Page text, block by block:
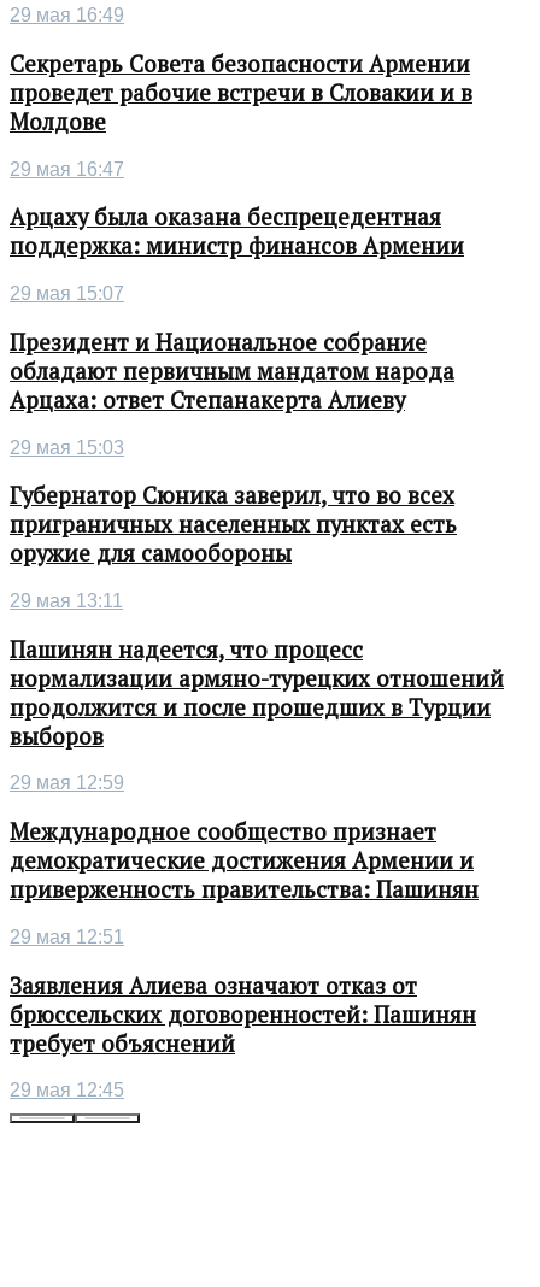
29 мая 16:49
Секретарь Совета безопасности Армении
проведет рабочие встречи в Словакии и в
Молдове
29 мая 16:47
Арцаху была оказана беспрецедентная
поддержка: министр финансов Армении
29 мая 15:07
Президент и Национальное собрание
обладают первичным мандатом народа
Арцаха: ответ Степанакерта Алиеву
29 мая 15:03
Губернатор Сюника заверил, что во всех
приграничных населенных пунктах есть
оружие для самообороны
29 мая 13:11
Пашинян надеется, что процесс
нормализации армяно-турецких отношений
продолжится и после прошедших в Турции
выборов
29 мая 12:59
Международное сообщество признает
демократические достижения Армении и
приверженность правительства: Пашинян
29 мая 12:51
Заявления Алиева означают отказ от
брюссельских договоренностей: Пашинян
требует объяснений
29 мая 12:45